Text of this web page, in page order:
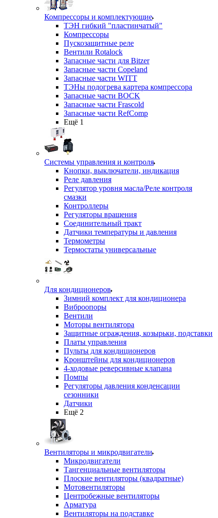
Компрессоры и комплектующие
ТЭН гибкий "пластинчатый"
Компрессоры
Пускозащитные реле
Вентили Rotalock
Запасные части для Bitzer
Запасные части Copeland
Запасные части WITT
ТЭНы подогрева картера компрессора
Запасные части BOCK
Запасные части Frascold
Запасные части RefComp
Ещё 1
Системы управления и контроля
Кнопки, выключатели, индикация
Реле давления
Регулятор уровня масла/Реле контроля
смазки
Контроллеры
Регуляторы вращения
Соединительный тракт
Датчики температуры и давления
Термометры
Термостаты универсальные
Для кондиционеров
Зимний комплект для кондиционера
Виброопоры
Вентили
Моторы вентилятора
Защитные ограждения, козырьки, подставки
Платы управления
Пульты для кондиционеров
Кронштейны для кондиционеров
4-ходовые реверсивные клапана
Помпы
Регуляторы давления конденсации
сезонники
Датчики
Ещё 2
Вентиляторы и микродвигатели
Микродвигатели
Тангенциальные вентиляторы
Плоские вентиляторы (квадратные)
Мотовентиляторы
Центробежные вентиляторы
Арматура
Вентиляторы на подставке